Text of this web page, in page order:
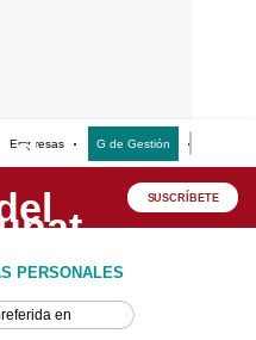
Empresas G de Gestión
SUSCRÍBETE
PERSONALES
en